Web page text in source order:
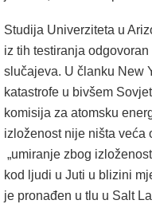
Studija Univerziteta u
iz tih testiranja
slučajeva. U članku New
katastrofe u bivšem
komisija za atomsku
izloženost nije ništa veća
„umiranje zbog
kod ljudi u Juti u blizini
je pronađen u tlu u Salt